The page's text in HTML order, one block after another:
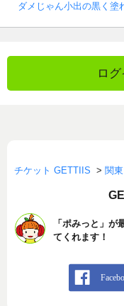
ダメじゃん小出の黒く塗
ロ
チケット GETTIIS > 関東
「ポみっと」が
てくれます！